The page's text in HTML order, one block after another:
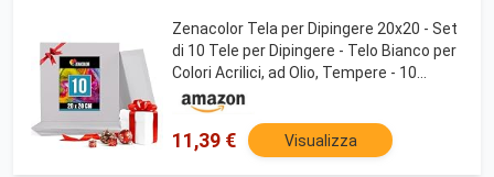
Zenacolor Tela per Dipingere 20x20 - Set
di 10 Tele per Dipingere - Telo Bianco per
Colori Acrilici, ad Olio, Tempere - 10
Canvas 100% Cotone - Tela Pittura per
Bambini e Adulto
11,39 € Visualizza